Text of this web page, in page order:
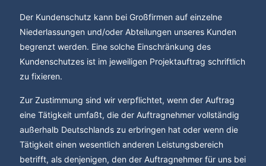
Der Kundenschutz kann bei Großfirmen auf einzelne
Niederlassungen und/oder Abteilungen unseres Kunden
begrenzt werden. Eine solche Einschränkung des
Kundenschutzes ist im jeweiligen Projektauftrag schriftlich
zu fixieren.
Zur Zustimmung sind wir verpflichtet, wenn der Auftrag
eine Tätigkeit umfaßt, die der Auftragnehmer vollständig
außerhalb Deutschlands zu erbringen hat oder wenn die
Tätigkeit einen wesentlich anderen Leistungsbereich
betrifft, als denjenigen, den der Auftragnehmer für uns bei